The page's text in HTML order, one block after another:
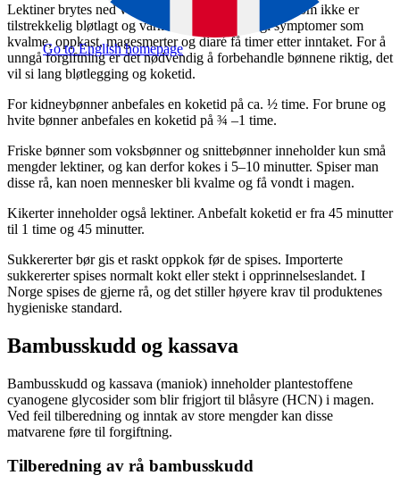
Go to English homepage
Lektiner brytes ned ved varmebehandling. Bønner som ikke er
tilstrekkelig bløtlagt og varmebehandlet, kan gi symptomer som
kvalme, oppkast, magesmerter og diaré få timer etter inntaket. For å
unngå forgiftning er det nødvendig å forbehandle bønnene riktig, det
vil si lang bløtlegging og koketid.
For kidneybønner anbefales en koketid på ca. ½ time. For brune og
hvite bønner anbefales en koketid på ¾ –1 time.
Friske bønner som voksbønner og snittebønner inneholder kun små
mengder lektiner, og kan derfor kokes i 5–10 minutter. Spiser man
disse rå, kan noen mennesker bli kvalme og få vondt i magen.
Kikerter inneholder også lektiner. Anbefalt koketid er fra 45 minutter
til 1 time og 45 minutter.
Sukkererter bør gis et raskt oppkok før de spises. Importerte
sukkererter spises normalt kokt eller stekt i opprinnelseslandet. I
Norge spises de gjerne rå, og det stiller høyere krav til produktenes
hygieniske standard.
Bambusskudd og kassava
Bambusskudd og kassava (maniok) inneholder plantestoffene
cyanogene glycosider som blir frigjort til blåsyre (HCN) i magen.
Ved feil tilberedning og inntak av store mengder kan disse
matvarene føre til forgiftning.
Tilberedning av rå bambusskudd